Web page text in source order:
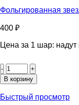
Фольгированная
400 ₽
Цена за 1 шар:
товара
Фольгированная
"Чёрная"
В корзину
Быстрый просмотр